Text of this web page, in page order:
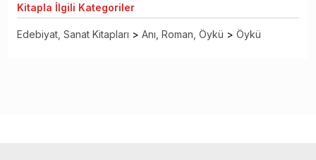
Kitapla İlgili Kategoriler
Edebiyat, Sanat Kitapları > Anı, Roman, Öykü > Öykü